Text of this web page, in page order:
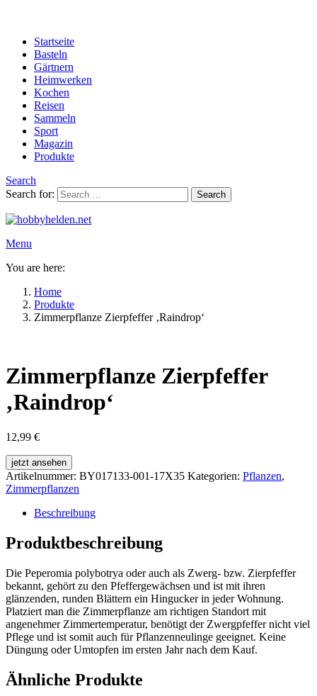
Startseite
Basteln
Gärtnern
Heimwerken
Kochen
Reisen
Sammeln
Sport
Magazin
Produkte
Search
Search for:
Search
Menu
You are here:
Home
Produkte
Zimmerpflanze Zierpfeffer ‚Raindrop‘
Zimmerpflanze Zierpfeffer
‚Raindrop‘
12,99 €
jetzt ansehen
Artikelnummer: BY017133-001-17X35 Kategorien: Pflanzen,
Zimmerpflanzen
Beschreibung
Produktbeschreibung
Die Peperomia polybotrya oder auch als Zwerg- bzw. Zierpfeffer
bekannt, gehört zu den Pfeffergewächsen und ist mit ihren
glänzenden, runden Blättern ein Hingucker in jeder Wohnung.
Platziert man die Zimmerpflanze am richtigen Standort mit
angenehmer Zimmertemperatur, benötigt der Zwergpfeffer nicht viel
Pflege und ist somit auch für Pflanzenneulinge geeignet. Keine
Düngung oder Umtopfen im ersten Jahr nach dem Kauf.
Ähnliche Produkte